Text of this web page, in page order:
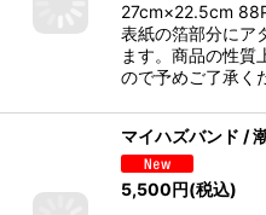
27cm×22.5cm
表紙の箔部分にア
ます。商品の性質
ので予めご了承く
マイハズバンド /
5,500円(税込)